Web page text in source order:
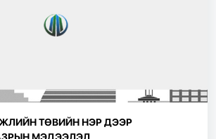
ТӨВИЙН НЭР ДЭЭР
МЭДЭЭЛЭЛ